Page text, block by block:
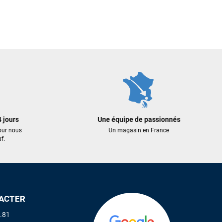
jours
nous
Une équipe de passionnés
Un magasin en France